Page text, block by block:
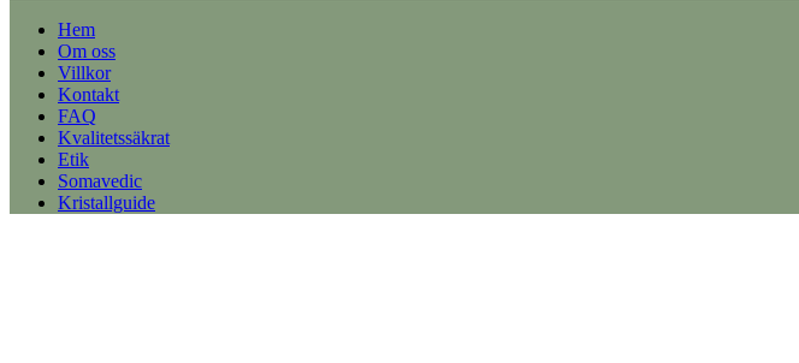
Hem
Om oss
Villkor
Kontakt
FAQ
Kvalitetssäkrat
Etik
Somavedic
Kristallguide